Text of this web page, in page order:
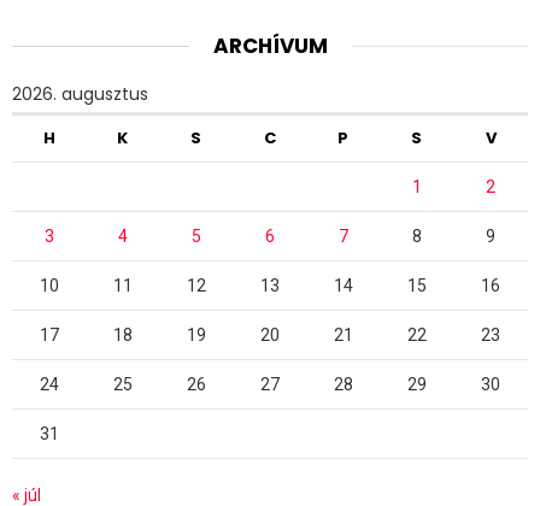
ARCHÍVUM
2026. augusztus
H K S C P S V
1 2
3 4 5 6 7 8 9
10 11 12 13 14 15 16
17 18 19 20 21 22 23
24 25 26 27 28 29 30
31
« júl